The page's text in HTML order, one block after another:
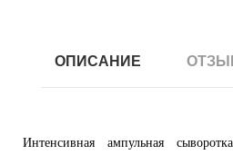
ОПИСАНИЕ
Интенсивная ампульная